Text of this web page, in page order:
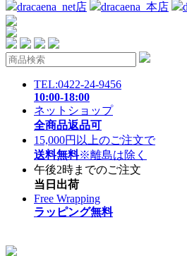
dracaena_net店 dracaena_本店
TEL:0422-24-9456
10:00-18:00
ネットショップ
全商品返品可
15,000円以上のご注文で
送料無料※離島は除く
午後2時までのご注文
当日出荷
Free Wrapping
ラッピング無料